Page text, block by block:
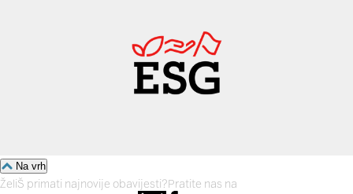
Na vrh
ŽeliŠ primati najnovije obavijesti?Pratite nas na